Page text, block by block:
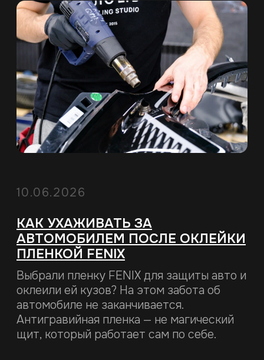
08.06.2026
АНТИГРАВИЙНЫЕ ПЛЕНКИ FENIX,
ЧЕМ ОТЛИЧАЮТСЯ И КАКУЮ
ВЫБРАТЬ?
Рынок полиуретановых покрытий
пестрит предложениями. Но не каждая
автомобильная антигравийная пленка
одинаково хороша. Производители